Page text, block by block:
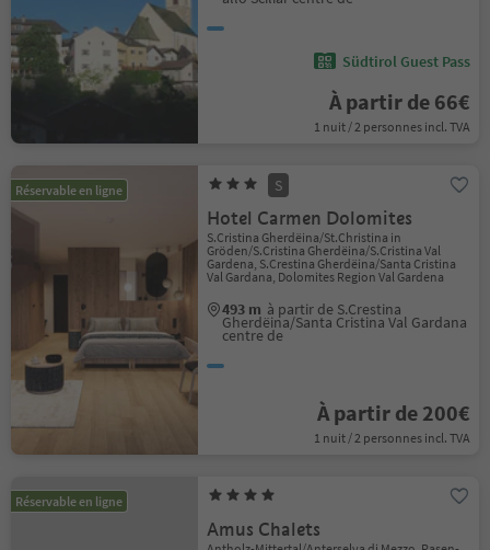
Südtirol Guest Pass
À partir de 66€
1 nuit / 2 personnes incl. TVA
Réservable en ligne S
Hotel Carmen Dolomites
S.Cristina Gherdëina/St.Christina in
Gröden/S.Cristina Gherdëina/S.Cristina Val
Gardena, S.Crestina Gherdëina/Santa Cristina
Val Gardana, Dolomites Region Val Gardena
493 m à partir de S.Crestina
Gherdëina/Santa Cristina Val Gardana
centre de
À partir de 200€
1 nuit / 2 personnes incl. TVA
Réservable en ligne
Amus Chalets